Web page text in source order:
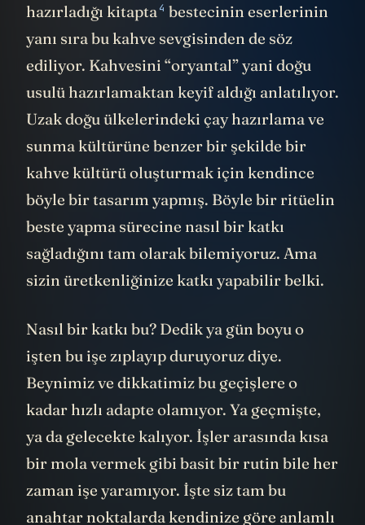
hazırladığı kitapta4 bestecinin eserlerinin
yanı sıra bu kahve sevgisinden de söz
ediliyor. Kahvesini “oryantal” yani doğu
usulü hazırlamaktan keyif aldığı anlatılıyor.
Uzak doğu ülkelerindeki çay hazırlama ve
sunma kültürüne benzer bir şekilde bir
kahve kültürü oluşturmak için kendince
böyle bir tasarım yapmış. Böyle bir ritüelin
beste yapma sürecine nasıl bir katkı
sağladığını tam olarak bilemiyoruz. Ama
sizin üretkenliğinize katkı yapabilir belki.
Nasıl bir katkı bu? Dedik ya gün boyu o
işten bu işe zıplayıp duruyoruz diye.
Beynimiz ve dikkatimiz bu geçişlere o
kadar hızlı adapte olamıyor. Ya geçmişte,
ya da gelecekte kalıyor. İşler arasında kısa
bir mola vermek gibi basit bir rutin bile her
zaman işe yaramıyor. İşte siz tam bu
anahtar noktalarda kendinize göre anlamlı